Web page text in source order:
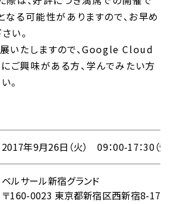
なる可能性がありますので、お早め
い。
いたしますので、Google Cloud
興味がある方、学んでみたい方
。
2017年9月26日（火） 09：00-17：30（
ベルサール新宿グランド
〒160-0023 東京都新宿区西新宿8-17-1